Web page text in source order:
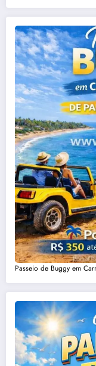
Passeio de Buggy em